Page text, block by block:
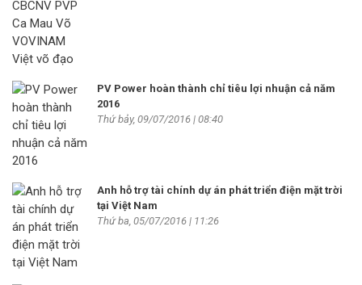
PV Power hoàn thành chỉ tiêu lợi nhuận cả năm
2016
Thứ bảy, 09/07/2016 | 08:40
Anh hỗ trợ tài chính dự án phát triển điện mặt trời
tại Việt Nam
Thứ ba, 05/07/2016 | 11:26